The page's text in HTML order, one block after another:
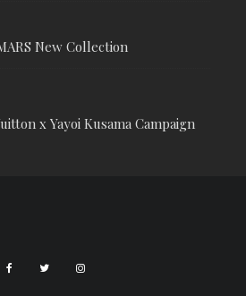
New Collection
x Yayoi Kusama Campaign